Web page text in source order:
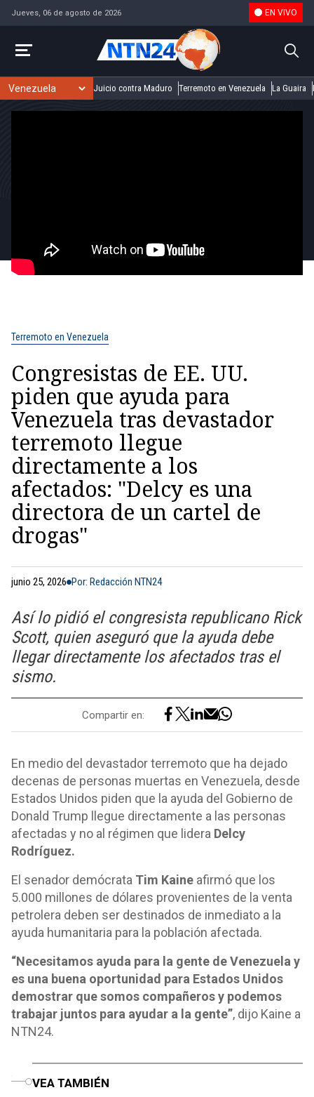
Jueves, 06 de agosto de 2026 EN VIVO
Juicio contra Maduro Terremoto en Venezuela La Guaira
Terremoto en Venezuela
Congresistas de EE. UU.
piden que ayuda para
Venezuela tras devastador
terremoto llegue
directamente a los
afectados: "Delcy es una
directora de un cartel de
drogas"
junio 25, 2026 Por: Redacción NTN24
Así lo pidió el congresista republicano Rick
Scott, quien aseguró que la ayuda debe
llegar directamente los afectados tras el
sismo.
Compartir en:
En medio del devastador terremoto que ha dejado
decenas de personas muertas en Venezuela, desde
Estados Unidos piden que la ayuda del Gobierno de
Donald Trump llegue directamente a las personas
afectadas y no al régimen que lidera Delcy
Rodríguez.
El senador demócrata Tim Kaine afirmó que los
5.000 millones de dólares provenientes de la venta
petrolera deben ser destinados de inmediato a la
ayuda humanitaria para la población afectada.
“Necesitamos ayuda para la gente de Venezuela y
es una buena oportunidad para Estados Unidos
demostrar que somos compañeros y podemos
trabajar juntos para ayudar a la gente”, dijo Kaine a
NTN24.
VEA TAMBIÉN